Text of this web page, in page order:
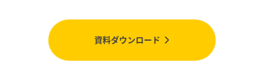
資料ダウンロード